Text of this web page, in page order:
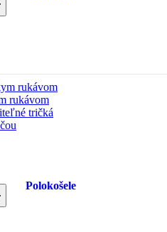
rukávom
rukávom
tričká
Polokošele